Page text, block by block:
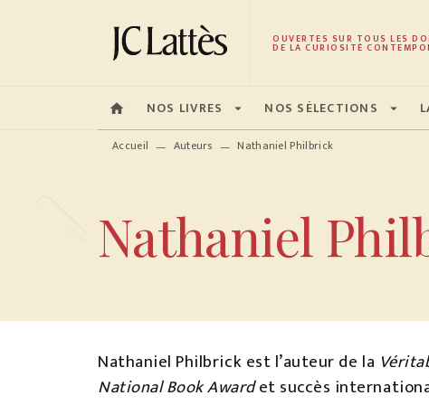
MENU RECHERCHE CONTENU
OUVERTES SUR TOUS LES
DE LA CURIOSITÉ
home NOS LIVRES arrow_drop_down NOS SÉLECTIONS arrow_drop_down
Accueil — Auteurs — Nathaniel Philbrick
Nathaniel
Nathaniel Philbrick est l’auteur de la
National Book Awardet succès